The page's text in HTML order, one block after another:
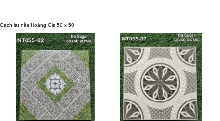
Gạch lát nền Hoàng Gia 50 x 50